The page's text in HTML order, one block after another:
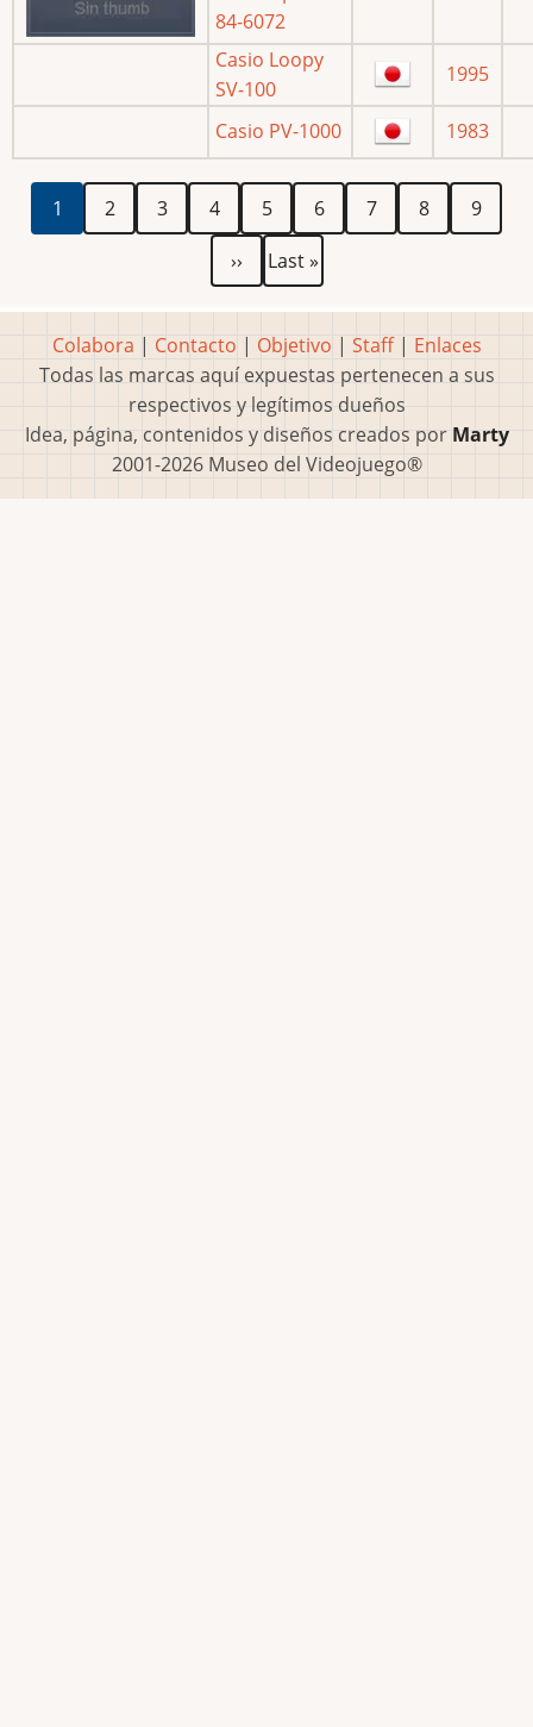
84-6072
Casio Loopy
SV-100
1995
Casio PV-1000 1983
Paginación
Página
actual
1 Página
2 Página
3 Página
4 Página
5 Página
6 Página
7 Página
8 Página
9
Siguiente
página
››
Última
página
Last »
Colabora | Contacto | Objetivo | Staff| Enlaces
Todas las marcas aquí expuestas pertenecen a sus
respectivos y legítimos dueños
Idea, página, contenidos y diseños creados por Marty
2001-2026 Museo del Videojuego®